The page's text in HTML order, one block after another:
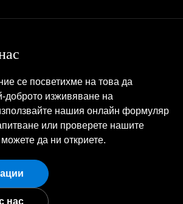
се посветихме на това да
доброто изживяване на
нашия онлайн формуляр
или проверете нашите
да ни откриете.
нас